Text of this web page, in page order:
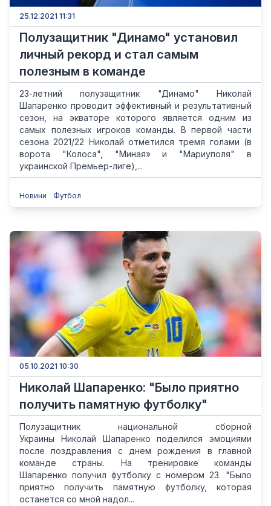
25.12.2021 11:31
Полузащитник "Динамо" установил
личный рекорд и стал самым
полезным в команде
23-летний полузащитник "Динамо" Николай
Шапаренко проводит эффективный и результативный
сезон, на экваторе которого является одним из
самых полезных игроков команды. В первой части
сезона 2021/22 Николай отметился тремя голами (в
ворота "Колоса", "Миная» и "Мариуполя" в
украинской Премьер-лиге),...
Новини Футбол
05.10.2021 10:30
Николай Шапаренко: "Было приятно
получить памятную футболку"
Полузащитник национальной сборной
Украины Николай Шапаренко поделился эмоциями
после поздравления с днем ​​рождения в главной
команде страны. На тренировке команды
Шапаренко получил футболку с номером 23. "Было
приятно получить памятную футболку, которая
останется со мной надол...